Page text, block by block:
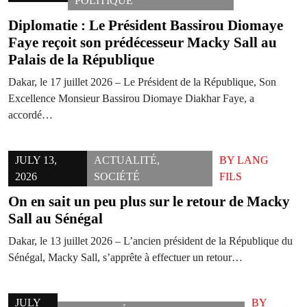
Diplomatie : Le Président Bassirou Diomaye
Faye reçoit son prédécesseur Macky Sall au
Palais de la République
Dakar, le 17 juillet 2026 – Le Président de la République, Son
Excellence Monsieur Bassirou Diomaye Diakhar Faye, a
accordé…
JULY 13,
2026
ACTUALITÉ,
SOCIÉTÉ
BY LANG
FILS
On en sait un peu plus sur le retour de Macky
Sall au Sénégal
Dakar, le 13 juillet 2026 – L’ancien président de la République du
Sénégal, Macky Sall, s’apprête à effectuer un retour…
JULY BY